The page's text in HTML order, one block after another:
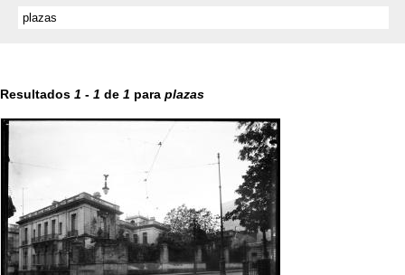
Resultados 1 - 1 de 1 para plazas